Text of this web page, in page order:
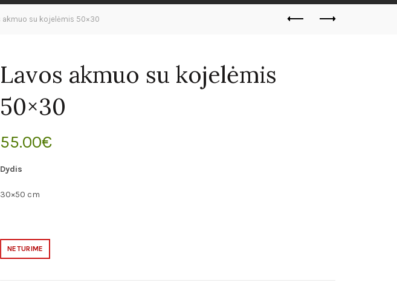
akmuo su kojelėmis 50×30
Lavos akmuo su kojelėmis
50×30
55.00€
Dydis
30×50 cm
NETURIME